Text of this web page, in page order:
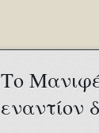
Το
εναντίον